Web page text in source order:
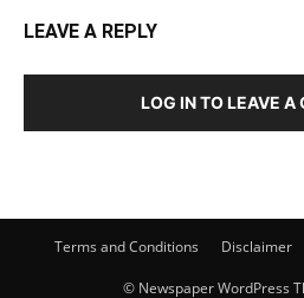
LEAVE A REPLY
LOG IN TO LEAVE A
Terms and Conditions Disclaimer
© Newspaper WordPress